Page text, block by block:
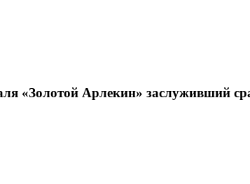
«Золотой Арлекин» заслуживший